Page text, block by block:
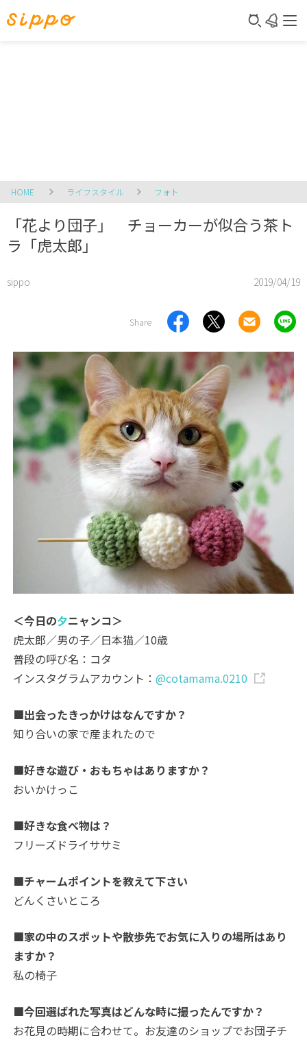
HOME ライフスタイル フォト
「花より団子」 チョーカーが似合う茶ト
ラ「虎太郎」
sippo 2019/04/19
Share
＜今日の夕ニャンコ＞
虎太郎／男の子／日本猫／10歳
普段の呼び名：コタ
インスタグラムアカウント：@cotamama.0210
■出会ったきっかけはなんですか？
知り合いの家で産まれたので
■好きな遊び・おもちゃはありますか？
おいかけっこ
■好きな食べ物は？
フリーズドライササミ
■チャームポイントを教えて下さい
どんくさいところ
■家の中のスポットや散歩先でお気に入りの場所はあり
ますか？
私の椅子
■今回選ばれた写真はどんな時に撮ったんですか？
お花見の時期に合わせて。お友達のショップでお団子チ